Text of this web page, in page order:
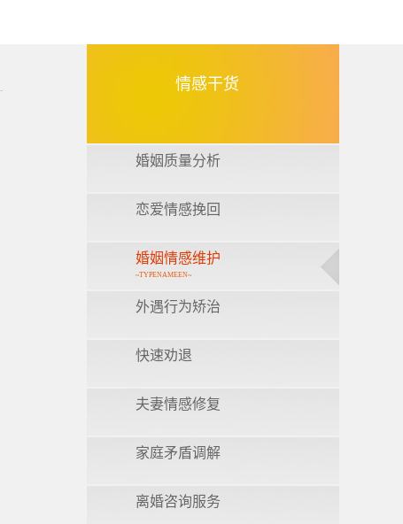
情感干货
婚姻质量分析
恋爱情感挽回
婚姻情感维护
~TYPENAMEEN~
外遇行为矫治
快速劝退
夫妻情感修复
家庭矛盾调解
离婚咨询服务